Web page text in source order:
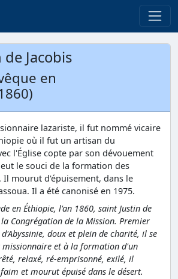
Jacobis
en
lazariste, il fut nommé vicaire
où il fut un artisan du
l'Église copte par son dévouement
le souci de la formation des
Il mourut d'épuisement, dans le
Il a été canonisé en 1975.
en Éthiopie, l'an 1860, saint Justin de
la Congrégation de la Mission. Premier
doux et plein de charité, il se
et à la formation d'un
relaxé, ré-emprisonné, exilé, il
et mourut épuisé dans le désert.